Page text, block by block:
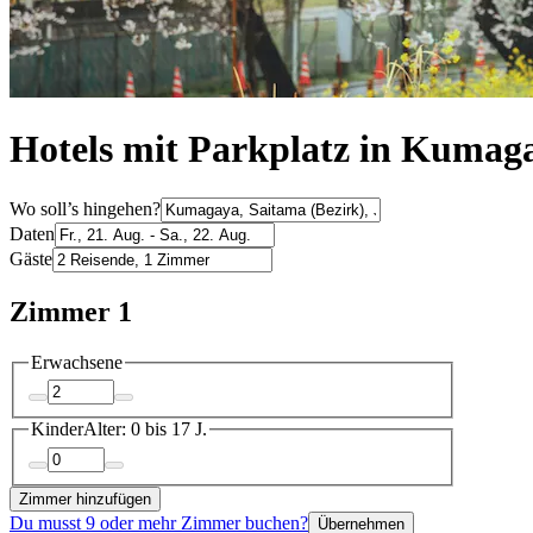
Hotels mit Parkplatz in
Wo soll’s hingehen?
Daten
Gäste
Zimmer 1
Erwachsene
KinderAlter: 0 bis 17 J.
Zimmer hinzufügen
Du musst 9 oder mehr Zimmer buchen? Übernehmen